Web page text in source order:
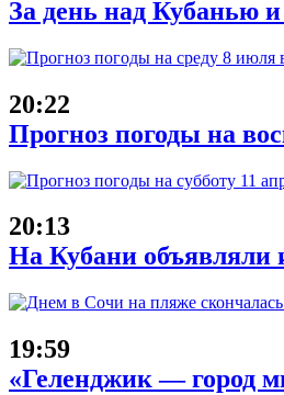
За день над Кубанью
20:22
Прогноз погоды на
20:13
На Кубани объявляли
19:59
«Геленджик — город